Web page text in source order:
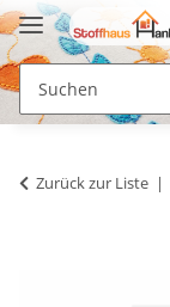
Zurück zur Liste